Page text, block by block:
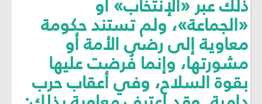
ذلك عبر «الإنتخاب» أو
«الجماعة»، ولم تستند حكومة
معاوية إلى رضى الأمة أو
مشورتها، وإنما فُرضت عليها
بقوة السلاح، وفي أعقاب حرب